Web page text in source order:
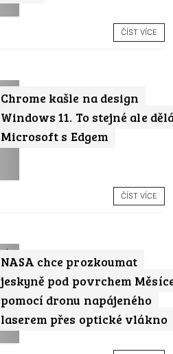
ČÍST VÍCE
Chrome kašle na design
Windows 11. To stejné ale
Microsoft s Edgem
ČÍST VÍCE
NASA chce prozkoumat
jeskyně pod povrchem
pomocí dronu napájeného
laserem přes optické vlákno